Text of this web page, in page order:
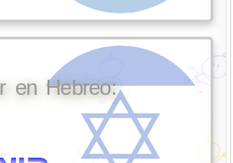
en Hebreo: